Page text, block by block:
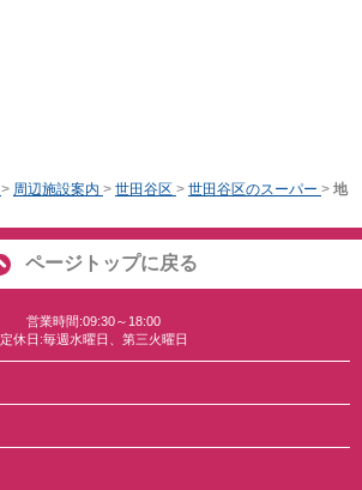
> 周辺施設案内 > 世田谷区 > 世田谷区のスーパー > 地
ページトップに戻る
営業時間:09:30～18:00
定休日:毎週水曜日、第三火曜日